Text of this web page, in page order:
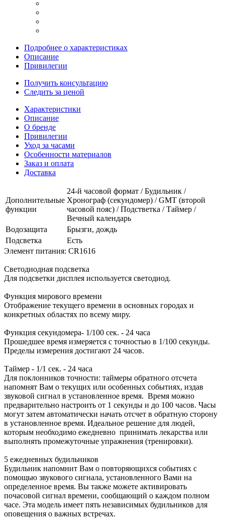
Подробнее о характеристиках
Описание
Привилегии
Получить консультацию
Следить за ценой
Характеристики
Описание
О бренде
Привилегии
Уход за часами
Особенности материалов
Заказ и оплата
Доставка
Дополнительные
функции
24-й часовой формат / Будильник /
Хронограф (секундомер) / GMT (второй
часовой пояс) / Подстветка / Таймер /
Вечный календарь
Водозащита
Брызги, дождь
Подсветка
Есть
Элемент питания: CR1616
Светодиодная подсветка
Для подсветки дисплея используется светодиод.
Функция мирового времени
Отображение текущего времени в основных городах и
конкретных областях по всему миру.
Функция секундомера- 1/100 сек. - 24 часа
Прошедшее время измеряется с точностью в 1/100 секунды.
Пределы измерения достигают 24 часов.
Таймер - 1/1 сек. - 24 часа
Для поклонников точности: таймеры обратного отсчета
напомнят Вам о текущих или особенных событиях, издав
звуковой сигнал в установленное время. Время можно
предварительно настроить от 1 секунды и до 100 часов. Часы
могут затем автоматически начать отсчет в обратную сторону
в установленное время. Идеальное решение для людей,
которым необходимо ежедневно принимать лекарства или
выполнять промежуточные упражнения (тренировки).
5 ежедневных будильников
Будильник напомнит Вам о повторяющихся событиях с
помощью звукового сигнала, установленного Вами на
определенное время. Вы также можете активировать
почасовой сигнал времени, сообщающий о каждом полном
часе. Эта модель имеет пять независимых будильников для
оповещения о важных встречах.